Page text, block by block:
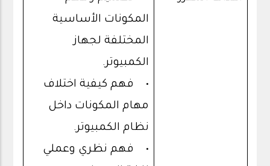
المكونات الأساسية
المختلفة لجهاز
الكمبيوتر.
• فهم كيفية اختلاف
مهام المكونات داخل
نظام الكمبيوتر.
• فهم نظري وعملي